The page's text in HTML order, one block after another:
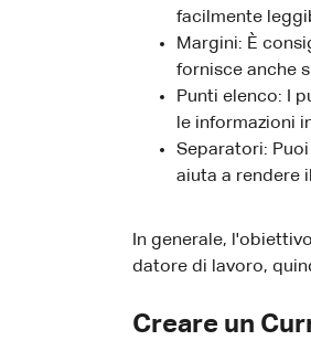
facilmente
Margini: È
fornisce anche
Punti elenco: I
le informazioni
Separatori:
aiuta a rendere
In generale,
datore di lavoro,
Creare un